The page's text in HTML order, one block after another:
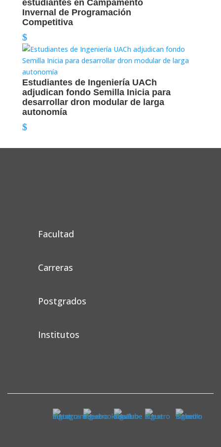
estudiantes en Campamento
Invernal de Programación
Competitiva
Estudiantes de Ingeniería UACh
adjudican fondo Semilla Inicia para
desarrollar dron modular de larga
autonomía
Facultad
Carreras
Postgrados
Institutos